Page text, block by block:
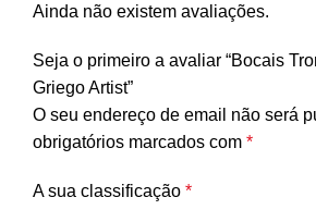
Ainda não existem avaliações.
Seja o primeiro a avaliar “Bocais
Griego Artist”
O seu endereço de email não será
obrigatórios marcados com *
A sua classificação *